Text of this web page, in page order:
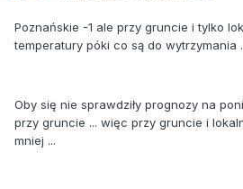
Poznańskie -1 ale przy gruncie i tylko
temperatury póki co są do wytrzymania
Oby się nie sprawdziły prognozy na
przy gruncie ... więc przy gruncie i
mniej ...